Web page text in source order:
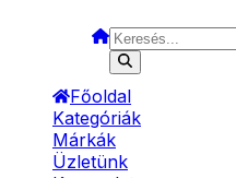
Főoldal
Kategóriák
Márkák
Üzletünk